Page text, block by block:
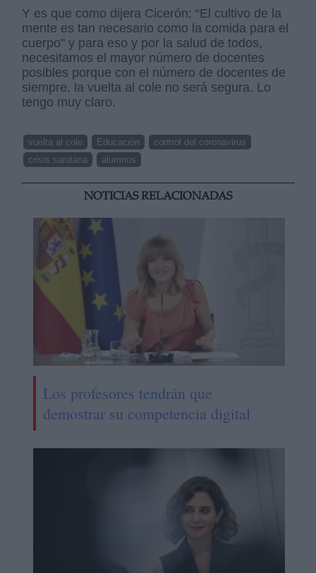
Y es que como dijera Cicerón: “El cultivo de la
mente es tan necesario como la comida para el
cuerpo" y para eso y por la salud de todos,
necesitamos el mayor número de docentes
posibles porque con el número de docentes de
siempre, la vuelta al cole no será segura. Lo
tengo muy claro.
vuelta al cole Educación
control del coronavirus
crisis sanitaria
alumnos
NOTICIAS RELACIONADAS
Los profesores tendrán que
demostrar su competencia digital